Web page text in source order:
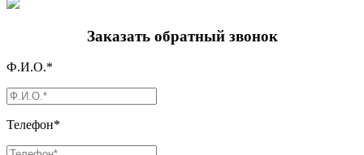
Заказать обратный звонок
Ф.И.О.*
Телефон*